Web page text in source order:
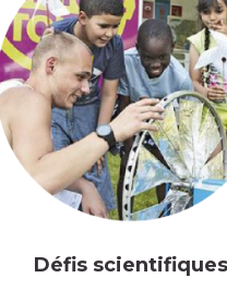
Défis scientifiques